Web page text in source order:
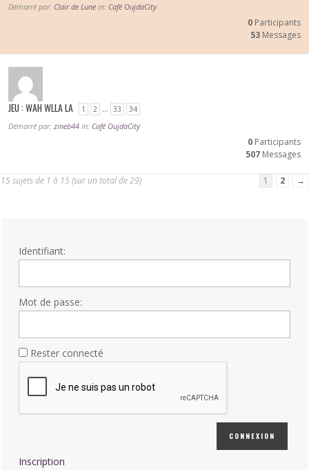
Démarré par: Clair de Lune in: Café OujdaCity
0 Participants
53 Messages
JEU : WAH WLLA LA 1 2 … 33 34
Démarré par: zineb44 in: Café OujdaCity
0 Participants
507 Messages
15 sujets de 1 à 15 (sur un total de 29) 1 2 →
Identifiant:
Mot de passe:
Rester connecté
CONNEXION
Inscription